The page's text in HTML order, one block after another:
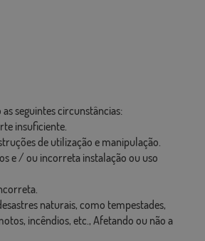
seguintes circunstâncias:
insuficiente.
de utilização e manipulação.
e / ou incorreta instalação ou uso
naturais, como tempestades,
incêndios, etc., Afetando ou não a